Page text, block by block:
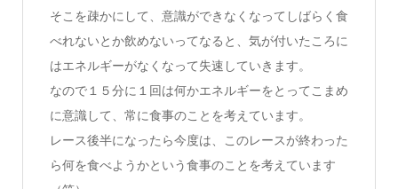
そこを疎かにして、意識ができなくなってしばらく食
べれないとか飲めないってなると、気が付いたころに
はエネルギーがなくなって失速していきます。
なので１５分に１回は何かエネルギーをとってこまめ
に意識して、常に食事のことを考えています。
レース後半になったら今度は、このレースが終わった
ら何を食べようかという食事のことを考えています